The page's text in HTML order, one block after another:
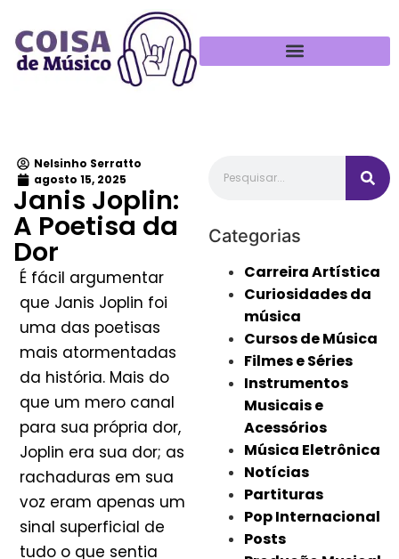
Nelsinho Serratto
agosto 15, 2025
Janis Joplin:
A Poetisa da
Dor
É fácil argumentar
que Janis Joplin foi
uma das poetisas
mais atormentadas
da história. Mais do
que um mero canal
para sua própria dor,
Joplin era sua dor; as
rachaduras em sua
voz eram apenas um
sinal superficial de
tudo o que sentia
Categorias
Carreira Artística
Curiosidades da
música
Cursos de Música
Filmes e Séries
Instrumentos
Musicais e
Acessórios
Música Eletrônica
Notícias
Partituras
Pop Internacional
Posts